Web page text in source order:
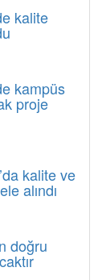
kalite
kampüs
proje
kalite ve
alındı
doğru